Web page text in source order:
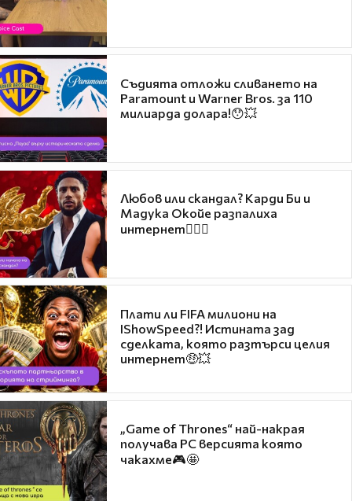
Съдията отложи сливането на
Paramount и Warner Bros. за 110
милиарда долара!😯💥
Любов или скандал? Карди Би и
Мадука Окойе разпалиха
интернет❤️‍🔥🔥
Плати ли FIFA милиони на
IShowSpeed?! Истината зад
сделката, която разтърси целия
интернет🤑💥
„Game of Thrones“ най-накрая
получава PC версията която
чакахме🎮🤩